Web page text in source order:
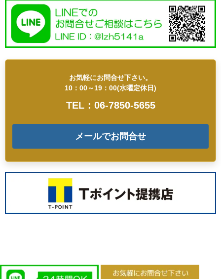
お気軽にお問合せ下さい。
10：00～19：00(水曜定休日)
TEL：06-7850-5655
メールでお問合せ